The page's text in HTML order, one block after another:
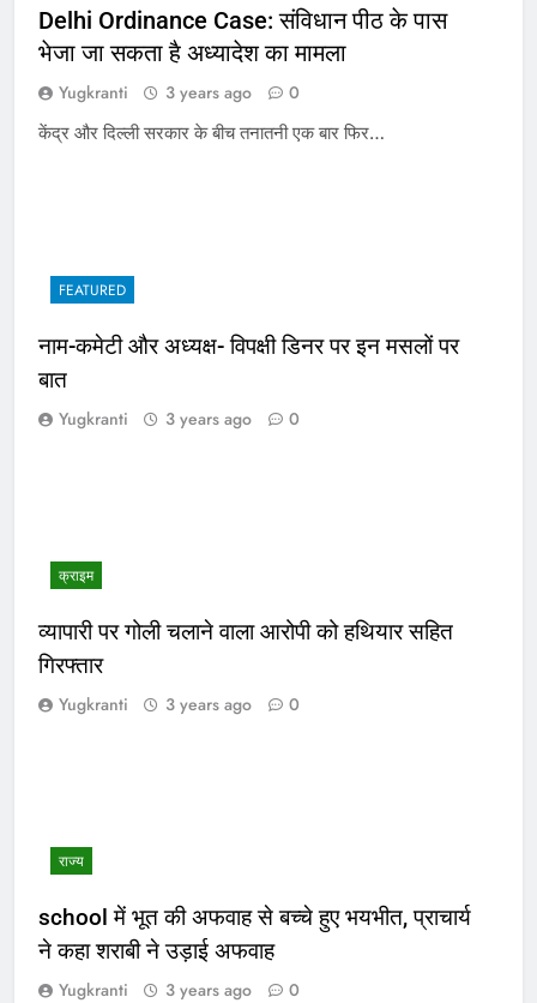
Delhi Ordinance Case: संविधान पीठ के पास
भेजा जा सकता है अध्यादेश का मामला
Yugkranti 3 years ago 0
केंद्र और दिल्ली सरकार के बीच तनातनी एक बार फिर…
FEATURED
नाम-कमेटी और अध्यक्ष- विपक्षी डिनर पर इन मसलों पर
बात
Yugkranti 3 years ago 0
क्राइम
व्यापारी पर गोली चलाने वाला आरोपी को हथियार सहित
गिरफ्तार
Yugkranti 3 years ago 0
राज्य
school में भूत की अफवाह से बच्चे हुए भयभीत, प्राचार्य
ने कहा शराबी ने उड़ाई अफवाह
Yugkranti 3 years ago 0